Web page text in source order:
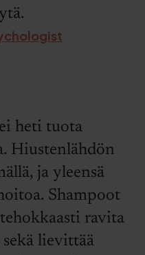
heti tuota
Hiustenlähdön
ja yleensä
Shampoot
ravita
lievittää